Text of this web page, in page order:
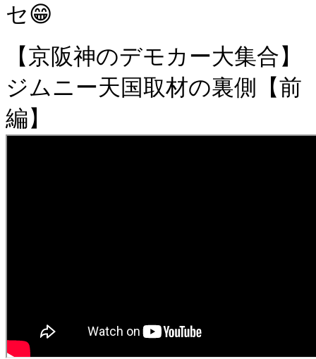
セ😁
【京阪神のデモカー大集合】
ジムニー天国取材の裏側【前
編】